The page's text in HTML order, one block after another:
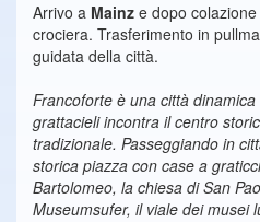
Arrivo a Mainz e dopo
crociera. Trasferimento in
guidata della città.
Francoforte è una città
grattacieli incontra il centro
tradizionale. Passeggiando in
storica piazza con case a
Bartolomeo, la chiesa di San
Museumsufer, il viale dei musei